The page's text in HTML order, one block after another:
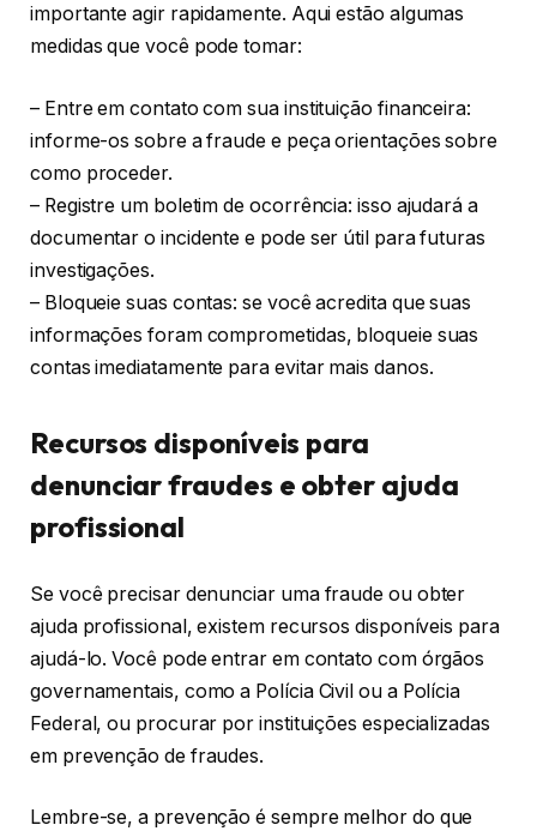
importante agir rapidamente. Aqui estão algumas
medidas que você pode tomar:
– Entre em contato com sua instituição financeira:
informe-os sobre a fraude e peça orientações sobre
como proceder.
– Registre um boletim de ocorrência: isso ajudará a
documentar o incidente e pode ser útil para futuras
investigações.
– Bloqueie suas contas: se você acredita que suas
informações foram comprometidas, bloqueie suas
contas imediatamente para evitar mais danos.
Recursos disponíveis para
denunciar fraudes e obter ajuda
profissional
Se você precisar denunciar uma fraude ou obter
ajuda profissional, existem recursos disponíveis para
ajudá-lo. Você pode entrar em contato com órgãos
governamentais, como a Polícia Civil ou a Polícia
Federal, ou procurar por instituições especializadas
em prevenção de fraudes.
Lembre-se, a prevenção é sempre melhor do que